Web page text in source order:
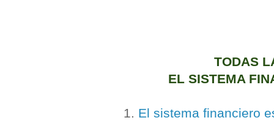
TODAS
EL SISTEMA
1. El sistema financiero